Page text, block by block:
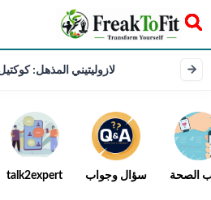
سخر
لازوليتيني المذهل:
talk2expert سؤال وجواب الصحة